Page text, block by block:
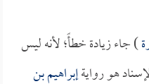
) جاء زيادة خطأً؛ لأنه ليس
هو روايةإبراهيم بن